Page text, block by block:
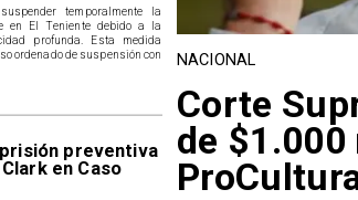
preventiva
en Caso
temporalmente la
en El Teniente debido a la
profunda. Esta medida
ordenado de suspensión con
NACIONAL
Corte
de